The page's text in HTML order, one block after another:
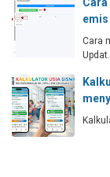
emis
Cara